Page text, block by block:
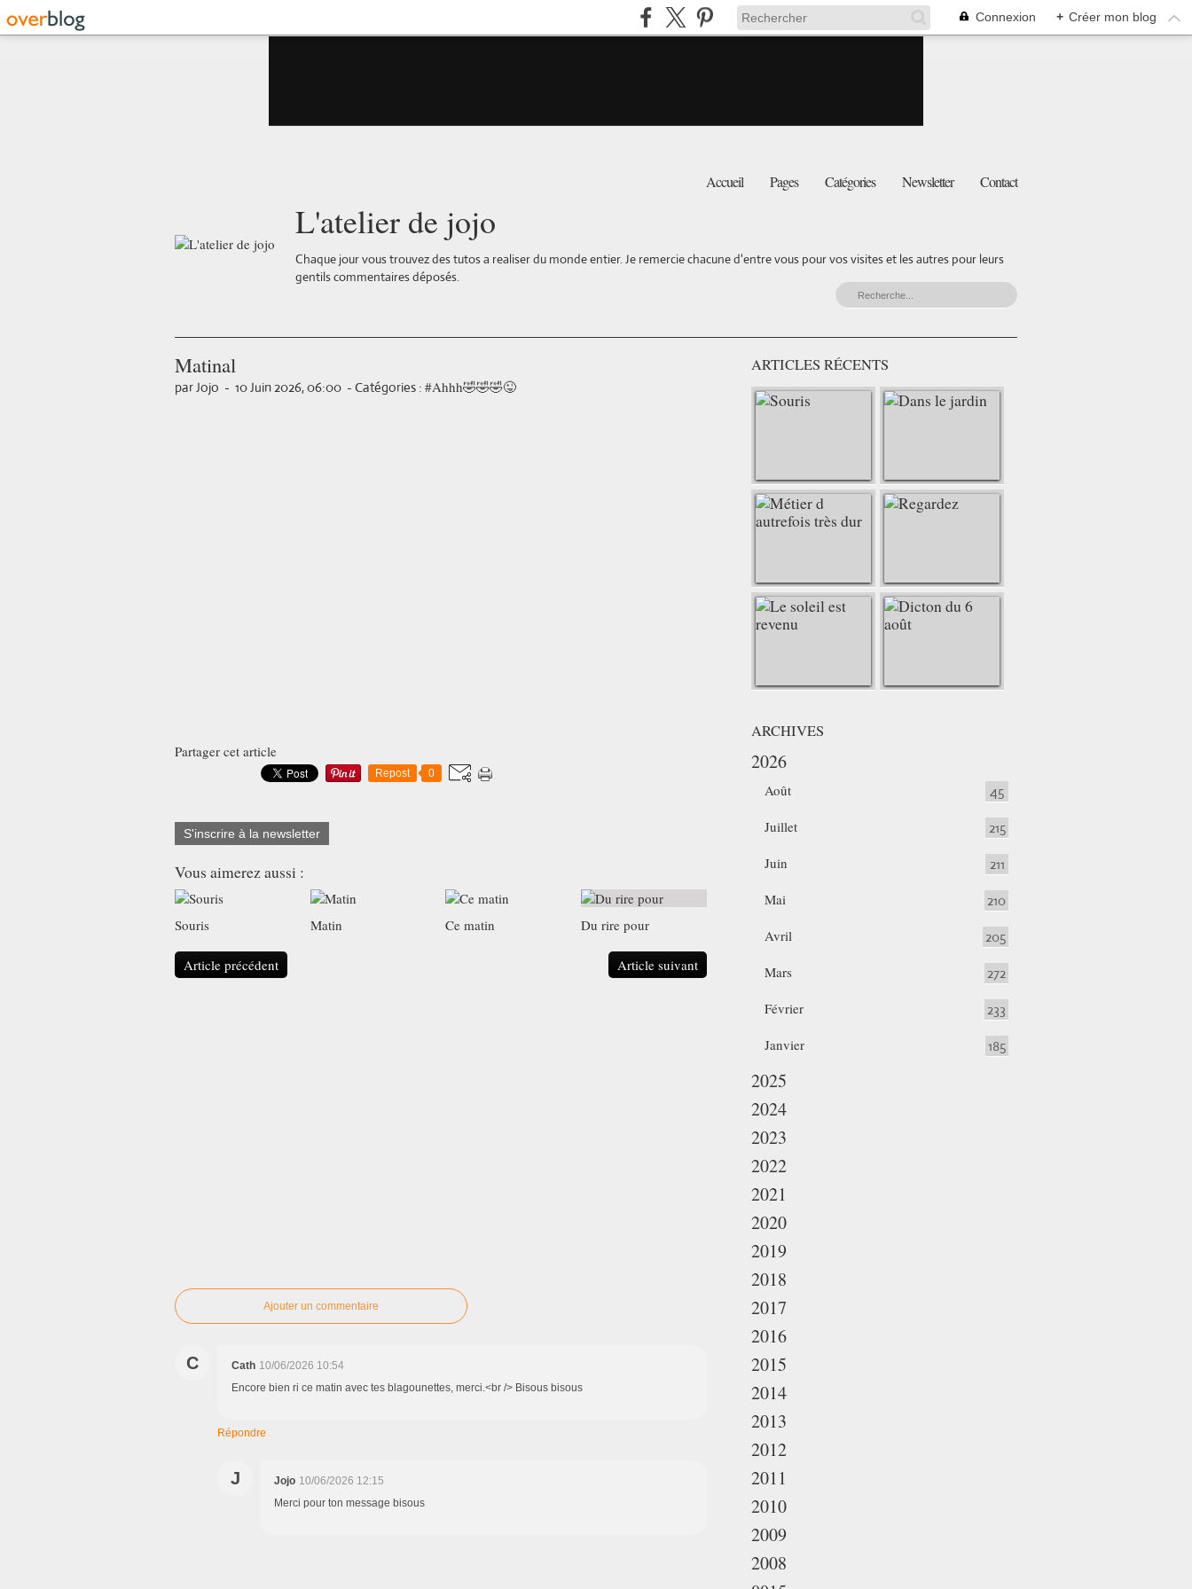
Connexion + Créer mon blog
Accueil Pages Catégories Newsletter Contact
L'atelier de jojo
Chaque jour vous trouvez des tutos a realiser du monde entier. Je remercie chacune d'entre vous pour vos visites et les autres pour leurs
gentils commentaires déposés.
Matinal
par Jojo - 10 Juin 2026, 06:00 - Catégories : #Ahhh🤣🤣🤣😜
Partager cet article
Repost 0
S'inscrire à la newsletter
Vous aimerez aussi :
Souris Matin Ce matin Du rire pour
Article précédent Article suivant
Ajouter un commentaire
C Cath 10/06/2026 10:54
Encore bien ri ce matin avec tes blagounettes, merci.<br /> Bisous bisous
Répondre
J Jojo 10/06/2026 12:15
Merci pour ton message bisous
ARTICLES RÉCENTS
ARCHIVES
2026
Août 45
Juillet 215
Juin 211
Mai 210
Avril 205
Mars 272
Février 233
Janvier 185
2025
2024
2023
2022
2021
2020
2019
2018
2017
2016
2015
2014
2013
2012
2011
2010
2009
2008